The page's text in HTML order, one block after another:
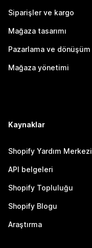
Siparişler ve kargo
Mağaza tasarımı
Pazarlama ve dönüşüm
Mağaza yönetimi
Kaynaklar
Shopify Yardım Merkezi
API belgeleri
Shopify Topluluğu
Shopify Blogu
Araştırma